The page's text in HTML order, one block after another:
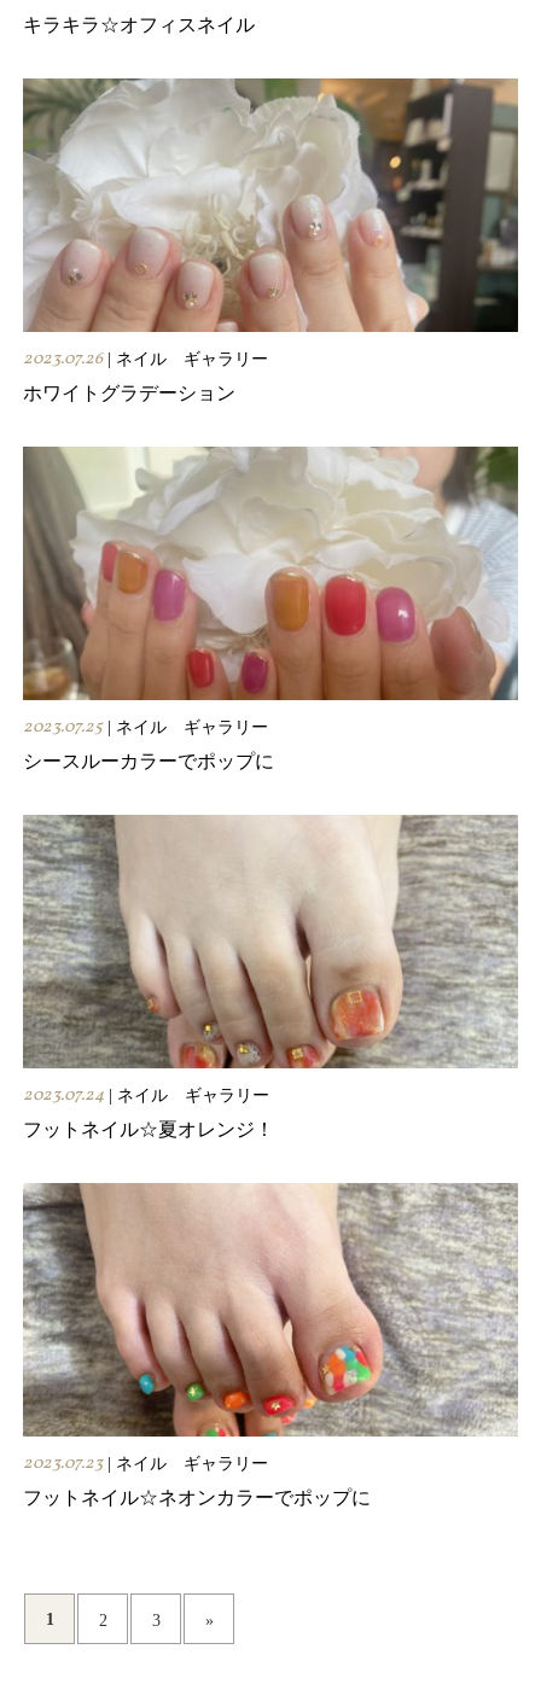
キラキラ☆オフィスネイル
2023.07.26| ネイル ギャラリー
ホワイトグラデーション
2023.07.25| ネイル ギャラリー
シースルーカラーでポップに
2023.07.24 | ネイル ギャラリー
フットネイル☆夏オレンジ！
2023.07.23| ネイル ギャラリー
フットネイル☆ネオンカラーでポップに
1 2 3 »